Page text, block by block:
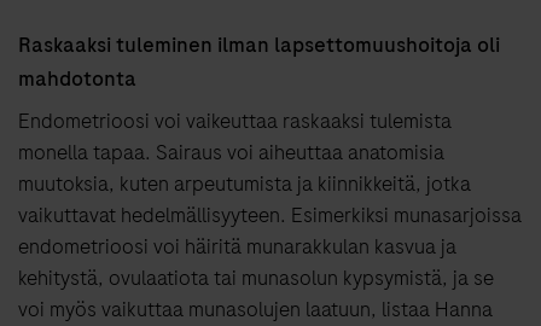
Raskaaksi tuleminen ilman lapsettomuushoitoja oli
mahdotonta
Endometrioosi voi vaikeuttaa raskaaksi tulemista
monella tapaa. Sairaus voi aiheuttaa anatomisia
muutoksia, kuten arpeutumista ja kiinnikkeitä, jotka
vaikuttavat hedelmällisyyteen. Esimerkiksi munasarjoissa
endometrioosi voi häiritä munarakkulan kasvua ja
kehitystä, ovulaatiota tai munasolun kypsymistä, ja se
voi myös vaikuttaa munasolujen laatuun, listaa Hanna